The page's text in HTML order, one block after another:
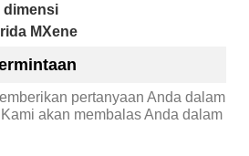
dimensi
MXene
pertanyaan Anda dalam
akan membalas Anda dalam